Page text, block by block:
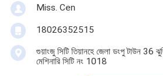
Miss. Cen
18026352515
গুয়াংজু সিটি তিয়ানহে জেলা ডংপু টাউন 36
মেশিনারি সিটি নং 1018